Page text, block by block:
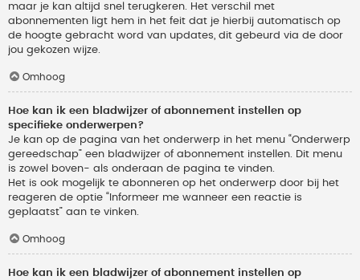
maar je kan altijd snel terugkeren. Het verschil met
abonnementen ligt hem in het feit dat je hierbij automatisch op
de hoogte gebracht word van updates, dit gebeurd via de door
jou gekozen wijze.
Omhoog
Hoe kan ik een bladwijzer of abonnement instellen op
specifieke onderwerpen?
Je kan op de pagina van het onderwerp in het menu “Onderwerp
gereedschap” een bladwijzer of abonnement instellen. Dit menu
is zowel boven- als onderaan de pagina te vinden.
Het is ook mogelijk te abonneren op het onderwerp door bij het
reageren de optie “Informeer me wanneer een reactie is
geplaatst” aan te vinken.
Omhoog
Hoe kan ik een bladwijzer of abonnement instellen op